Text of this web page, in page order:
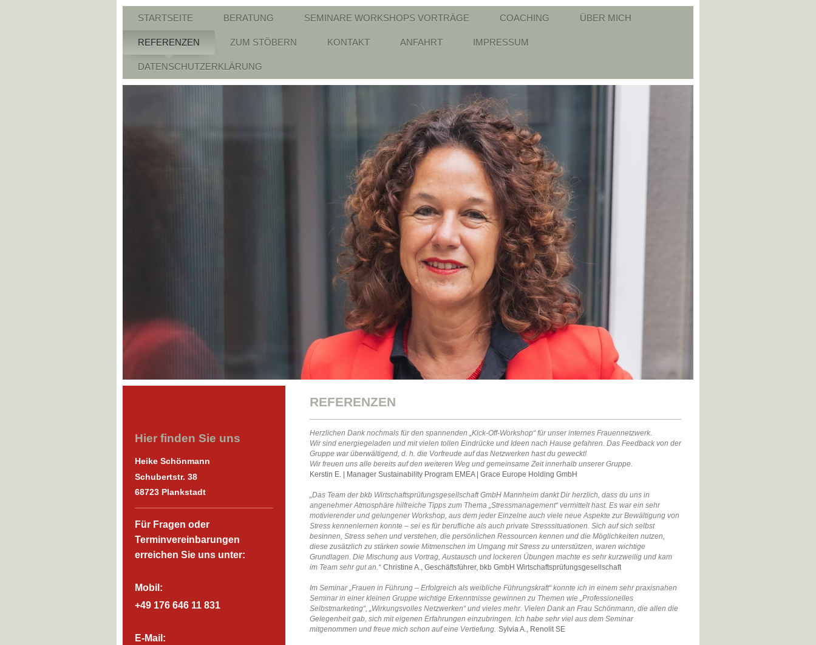
STARTSEITE BERATUNG SEMINARE WORKSHOPS VORTRÄGE COACHING ÜBER MICH
REFERENZEN ZUM STÖBERN KONTAKT ANFAHRT IMPRESSUM
DATENSCHUTZERKLÄRUNG
REFERENZEN
Herzlichen Dank nochmals für den spannenden „Kick-Off-Workshop“ für unser internes Frauennetzwerk.
Wir sind energiegeladen und mit vielen tollen Eindrücke und Ideen nach Hause gefahren. Das Feedback von der
Gruppe war überwältigend, d. h. die Vorfreude auf das Netzwerken hast du geweckt!
Wir freuen uns alle bereits auf den weiteren Weg und gemeinsame Zeit innerhalb unserer Gruppe.
Kerstin E. | Manager Sustainability Program EMEA | Grace Europe Holding GmbH
„Das Team der bkb Wirtschaftsprüfungsgesellschaft GmbH Mannheim dankt Dir herzlich, dass du uns in
angenehmer Atmosphäre hilfreiche Tipps zum Thema „Stressmanagement“ vermittelt hast. Es war ein sehr
motivierender und gelungener Workshop, aus dem jeder Einzelne auch viele neue Aspekte zur Bewältigung von
Stress kennenlernen konnte – sei es für berufliche als auch private Stresssituationen. Sich auf sich selbst
besinnen, Stress sehen und verstehen, die persönlichen Ressourcen kennen und die Möglichkeiten nutzen,
diese zusätzlich zu stärken sowie Mitmenschen im Umgang mit Stress zu unterstützen, waren wichtige
Grundlagen. Die Mischung aus Vortrag, Austausch und lockeren Übungen machte es sehr kurzweilig und kam
im Team sehr gut an.“ Christine A., Geschäftsführer, bkb GmbH Wirtschaftsprüfungsgesellschaft
Im Seminar „Frauen in Führung – Erfolgreich als weibliche Führungskraft“ konnte ich in einem sehr praxisnahen
Seminar in einer kleinen Gruppe wichtige Erkenntnisse gewinnen zu Themen wie „Professionelles
Selbstmarketing“, „Wirkungsvolles Netzwerken“ und vieles mehr. Vielen Dank an Frau Schönmann, die allen die
Gelegenheit gab, sich mit eigenen Erfahrungen einzubringen. Ich habe sehr viel aus dem Seminar
mitgenommen und freue mich schon auf eine Vertiefung. Sylvia A., Renolit SE
Hier finden Sie uns
Heike Schönmann
Schubertstr. 38
68723 Plankstadt
Für Fragen oder
Terminvereinbarungen
erreichen Sie uns unter:
Mobil:
+49 176 646 11 831
E-Mail: